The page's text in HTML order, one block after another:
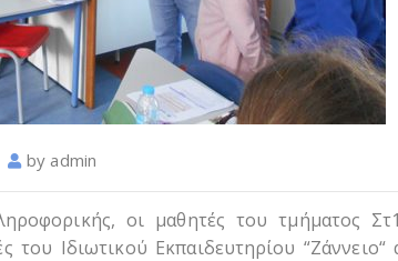
by admin
οι μαθητές του τμήματος
του Ιδιωτικού Εκπαιδευτηρίου